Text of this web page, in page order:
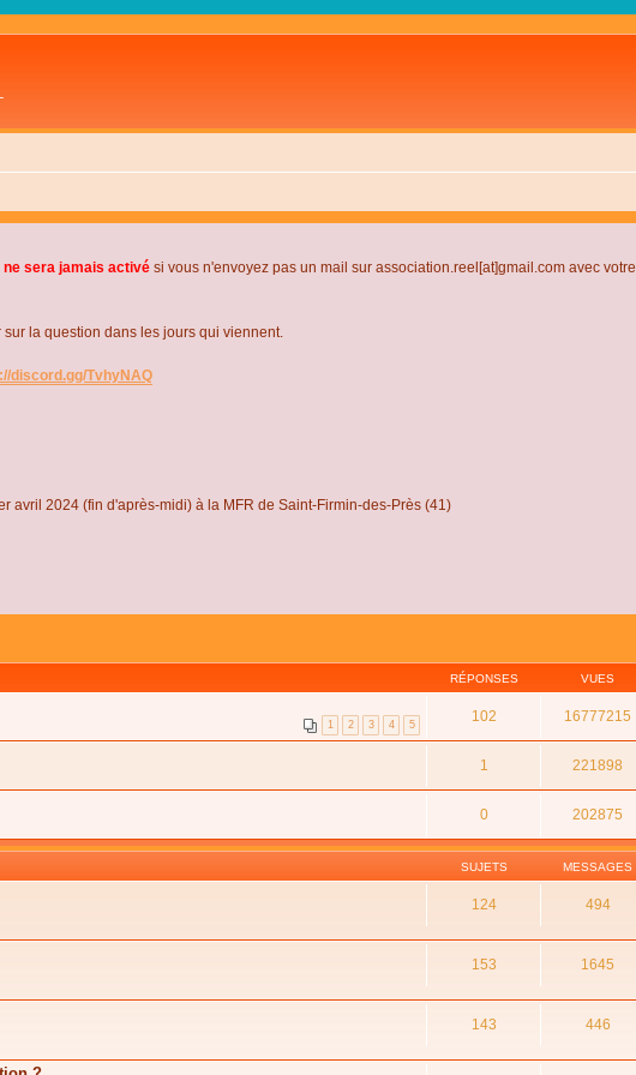
sera jamais activé si vous n'envoyez pas un mail sur association.reel[at]gmail.com avec votre
la question dans les jours qui viennent.
discord.gg/TvhyNAQ
avril 2024 (fin d'après-midi) à la MFR de Saint-Firmin-des-Près (41)
RÉPONSES VUES
1 2 3 4 5 102 16777215
1 221898
0 202875
SUJETS MESSAGES
124 494
153 1645
143 446